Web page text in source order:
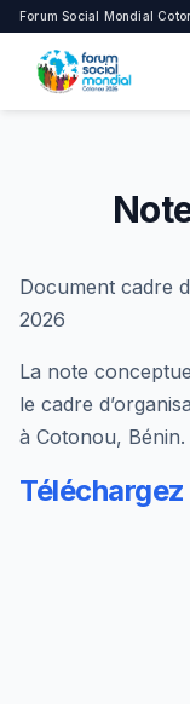
Forum Social Mondial
Document cadre
2026
La note
le cadre
à Cotonou, Bénin.